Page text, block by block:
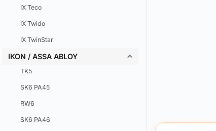
IX Teco
IX Twido
IX TwinStar
IKON / ASSA ABLOY
TK5
SK6 PA45
RW6
SK6 PA46